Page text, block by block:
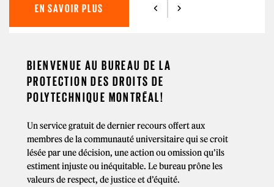
EN SAVOIR PLUS
BIENVENUE AU BUREAU DE LA
PROTECTION DES DROITS DE
POLYTECHNIQUE MONTRÉAL!
Un service gratuit de dernier recours offert aux
membres de la communauté universitaire qui se croit
lésée par une décision, une action ou omission qu’ils
estiment injuste ou inéquitable. Le bureau prône les
valeurs de respect, de justice et d’équité.